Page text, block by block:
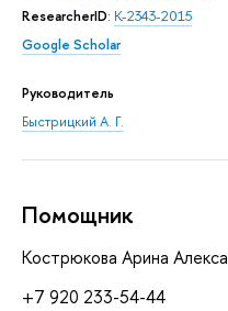
ResearcherID: K-2343-2015
Google Scholar
Руководитель
Быстрицкий А. Г.
Помощник
Кострюкова Арина
+7 920 233-54-44